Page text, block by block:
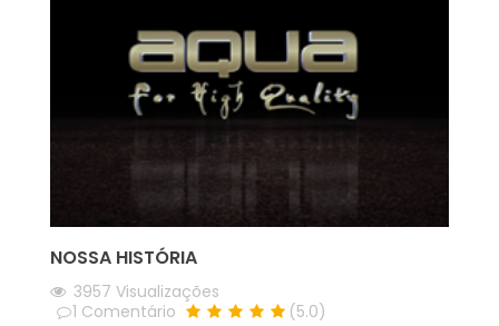
NOSSA HISTÓRIA
3957 Visualizações
1 Comentário (5.0)